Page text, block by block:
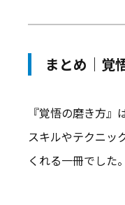
まとめ｜覚
『覚悟の磨き方』
スキルやテクニッ
くれる一冊でした。